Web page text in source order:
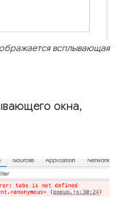
всплывающая
окна,